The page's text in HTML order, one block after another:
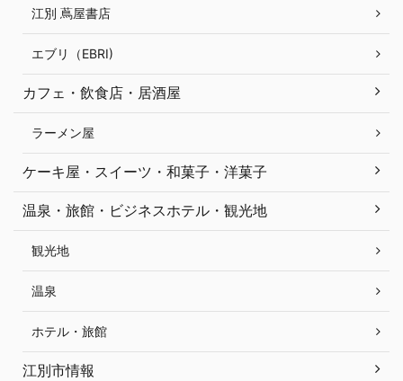
江別 蔦屋書店
エブリ（EBRI)
カフェ・飲食店・居酒屋
ラーメン屋
ケーキ屋・スイーツ・和菓子・洋菓子
温泉・旅館・ビジネスホテル・観光地
観光地
温泉
ホテル・旅館
江別市情報